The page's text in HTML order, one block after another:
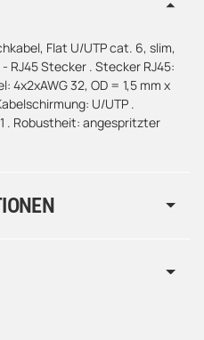
Flat U/UTP cat. 6, slim,
RJ45 Stecker . Stecker RJ45:
4x2xAWG 32, OD = 1,5 mm x
U/UTP .
. Robustheit: angespritzter